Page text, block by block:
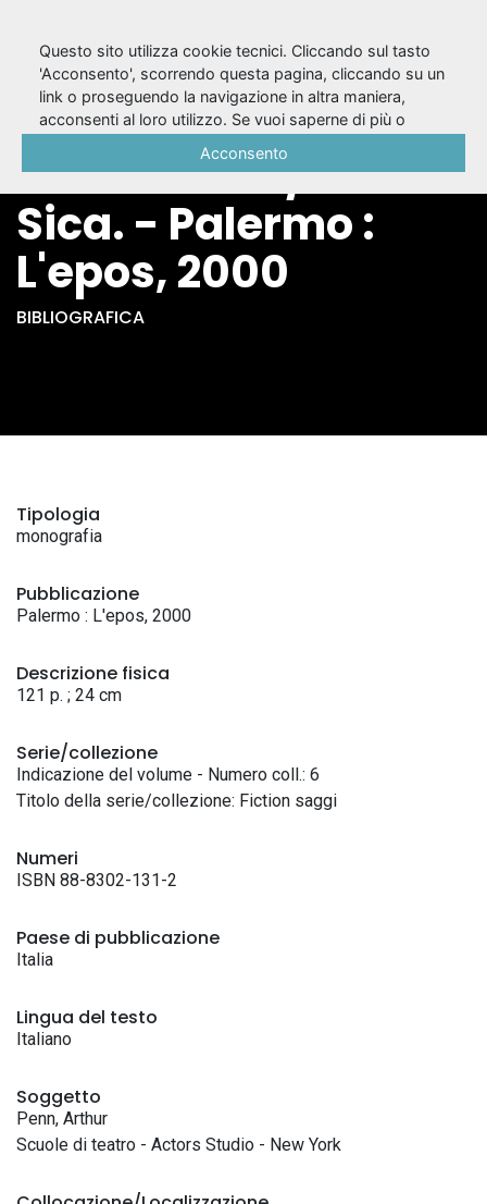
La regia teatrale di
Arthur Penn / Anna
Sica. - Palermo :
L'epos, 2000
BIBLIOGRAFICA
Tipologia
monografia
Pubblicazione
Palermo : L'epos, 2000
Descrizione fisica
121 p. ; 24 cm
Serie/collezione
Indicazione del volume - Numero coll.: 6
Titolo della serie/collezione: Fiction saggi
Numeri
ISBN 88-8302-131-2
Paese di pubblicazione
Italia
Lingua del testo
Italiano
Soggetto
Penn, Arthur
Scuole di teatro - Actors Studio - New York
Questo sito utilizza cookie tecnici. Cliccando sul tasto
'Acconsento', scorrendo questa pagina, cliccando su un
link o proseguendo la navigazione in altra maniera,
acconsenti al loro utilizzo. Se vuoi saperne di più o
Acconsento